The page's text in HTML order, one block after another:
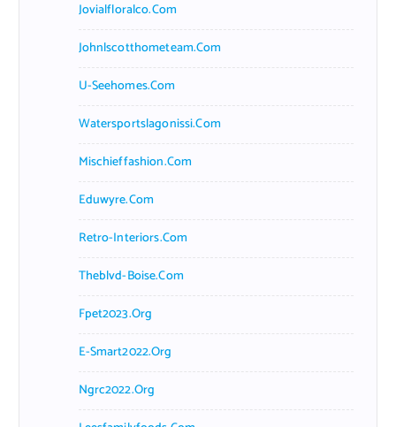
Jovialfloralco.com
Johnlscotthometeam.com
U-Seehomes.com
Watersportslagonissi.com
Mischieffashion.com
Eduwyre.com
Retro-Interiors.com
Theblvd-Boise.com
Fpet2023.org
E-Smart2022.org
Ngrc2022.org